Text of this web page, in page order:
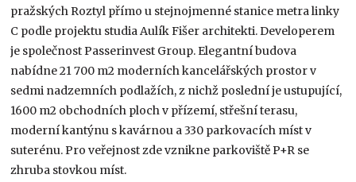
pražských Roztyl přímo u stejnojmenné stanice metra linky
C podle projektu studia Aulík Fišer architekti. Developerem
je společnost Passerinvest Group. Elegantní budova
nabídne 21 700 m2 moderních kancelářských prostor v
sedmi nadzemních podlažích, z nichž poslední je ustupující,
1600 m2 obchodních ploch v přízemí, střešní terasu,
moderní kantýnu s kavárnou a 330 parkovacích míst v
suterénu. Pro veřejnost zde vznikne parkoviště P+R se
zhruba stovkou míst.